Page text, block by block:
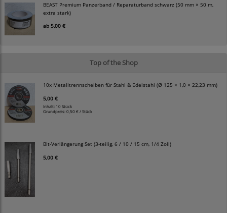
BEAST Premium Panzerband / Reparaturband schwarz (50 mm × 50 m,
extra stark)
ab 5,00 €
Top of the Shop
10x Metalltrennscheiben für Stahl & Edelstahl (Ø 125 × 1,0 × 22,23 mm)
5,00 €
Inhalt: 10 Stück
Grundpreis:0,50 € / Stück
Bit-Verlängerung Set (3-teilig, 6 / 10 / 15 cm, 1/4 Zoll)
5,00 €